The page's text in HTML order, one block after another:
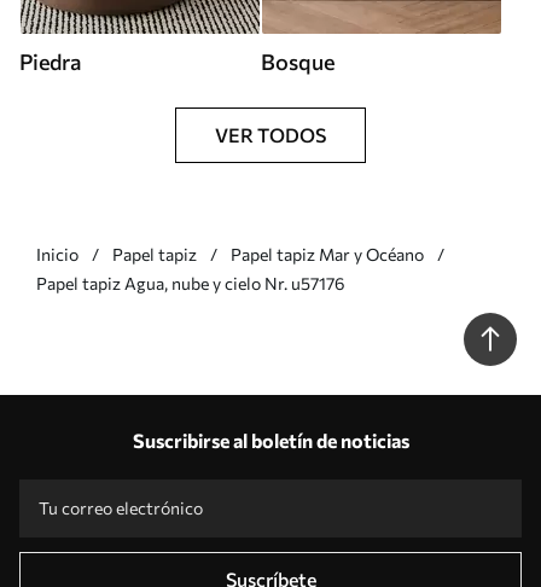
Piedra Bosque
VER TODOS
Inicio Papel tapiz
Papel tapiz Mar y Océano
Papel tapiz Agua, nube y cielo Nr. u57176
Suscribirse al boletín de noticias
Suscríbete